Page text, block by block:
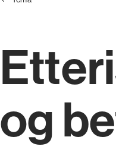
og